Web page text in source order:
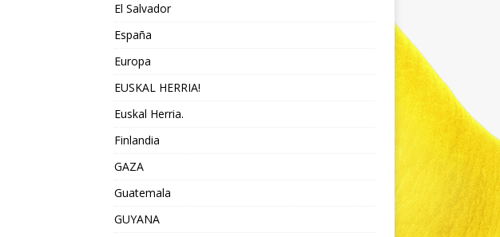
El Salvador
España
Europa
EUSKAL HERRIA!
Euskal Herria.
Finlandia
GAZA
Guatemala
GUYANA